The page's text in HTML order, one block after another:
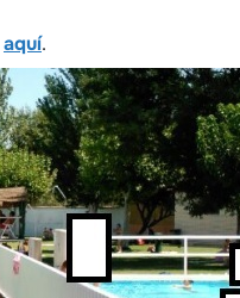
aquí.